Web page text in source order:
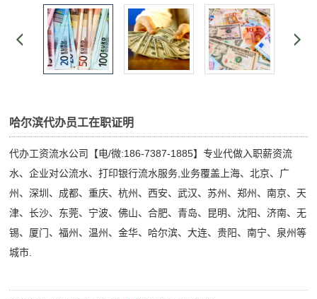
哈尔滨代办员工在职证明
代办工资流水公司【电/微:186-7387-1885】专业代做入职薪资流
水、企业对公流水、打印银行流水服务,业务覆盖上海、北京、广
州、深圳、成都、重庆、杭州、西安、武汉、苏州、郑州、南京、天
津、长沙、东莞、宁波、佛山、合肥、青岛、昆明、沈阳、济南、无
锡、厦门、福州、温州、金华、哈尔滨、大连、贵阳、南宁、泉州等
城市.